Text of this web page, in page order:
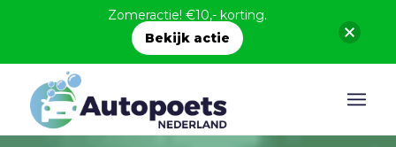
Zomeractie! €10,- korting.
Bekijk actie